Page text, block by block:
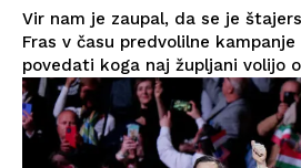
Vir nam je zaupal, da se je
Fras v času predvolilne
povedati koga naj župljani volijo